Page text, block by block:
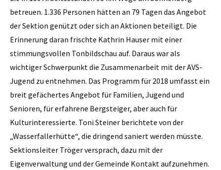
betreuen. 1.336 Personen hätten an 79 Tagen das Angebot
der Sektion genützt oder sich an Aktionen beteiligt. Die
Erinnerung daran frischte Kathrin Hauser mit einer
stimmungsvollen Tonbildschau auf. Daraus war als
wichtiger Schwerpunkt die Zusammenarbeit mit der AVS-
Jugend zu entnehmen. Das Programm für 2018 umfasst ein
breit gefächertes Angebot für Familien, Jugend und
Senioren, für erfahrene Bergsteiger, aber auch für
Kulturinteressierte. Toni Steiner berichtete von der
„Wasserfallerhütte“, die dringend saniert werden müsste.
Sektionsleiter Tröger versprach, dazu mit der
Eigenverwaltung und der Gemeinde Kontakt aufzunehmen.